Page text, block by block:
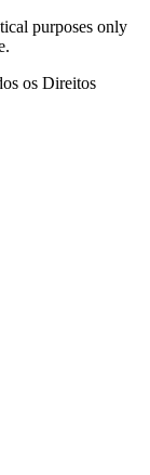
purposes only
os Direitos